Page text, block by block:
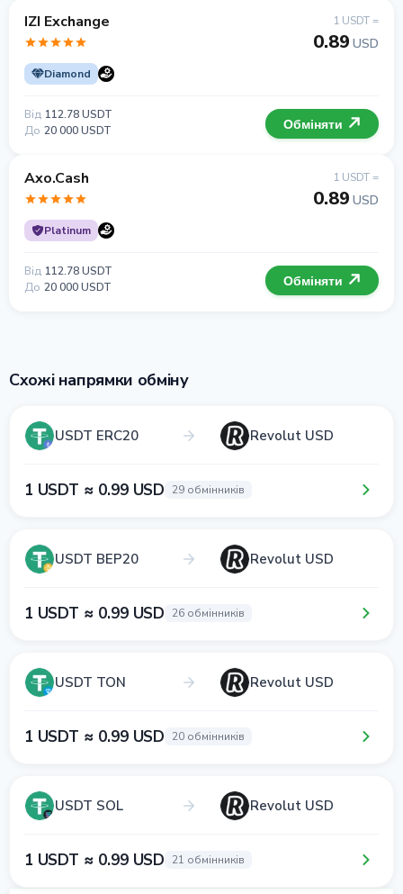
IZI Exchange
Diamond
1 USDT =
0.89 USD
Від 112.78 USDT
До 20 000 USDT Обміняти
Axo.Cash
Platinum
1 USDT =
0.89 USD
Від 112.78 USDT
До 20 000 USDT Обміняти
Схожі напрямки обміну
USDT ERC20 Revolut USD
1 USDT ≈ 0.99 USD 29 обмінників
USDT BEP20 Revolut USD
1 USDT ≈ 0.99 USD 26 обмінників
USDT TON Revolut USD
1 USDT ≈ 0.99 USD 20 обмінників
USDT SOL Revolut USD
1 USDT ≈ 0.99 USD 21 обмінників